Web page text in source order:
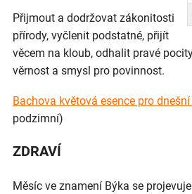
Přijmout a dodržovat zákonitosti
přírody, vyčlenit podstatné, přijít
věcem na kloub, odhalit pravé
věrnost a smysl pro povinnost.
Bachova květová esence pro dnešní
podzimní)
ZDRAVÍ
Měsíc ve znamení Býka se